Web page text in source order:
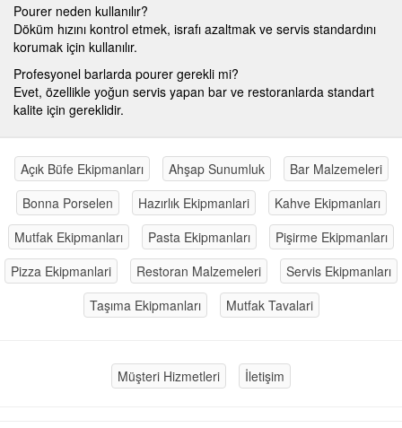
Pourer neden kullanılır?
Döküm hızını kontrol etmek, israfı azaltmak ve servis standardını
korumak için kullanılır.
Profesyonel barlarda pourer gerekli mi?
Evet, özellikle yoğun servis yapan bar ve restoranlarda standart
kalite için gereklidir.
Açık Büfe Ekipmanları Ahşap Sunumluk
Bar Malzemeleri
Bonna Porselen
Hazırlık Ekipmanlari
Kahve Ekipmanları
Mutfak Ekipmanları
Pasta Ekipmanları
Pişirme Ekipmanları
Pizza Ekipmanlari
Restoran Malzemeleri
Servis Ekipmanları
Taşıma Ekipmanları
Mutfak Tavalari
Müşteri Hizmetleri İletişim